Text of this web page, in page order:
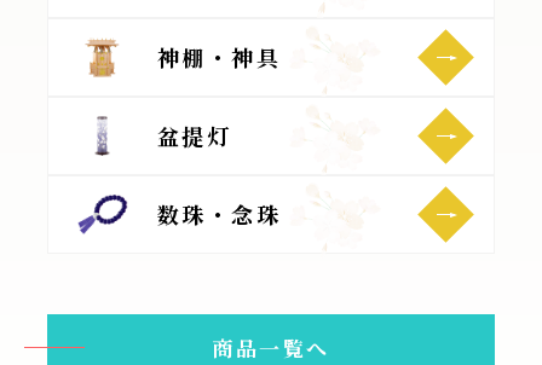
神棚・神具
盆提灯
数珠・念珠
商品一覧へ